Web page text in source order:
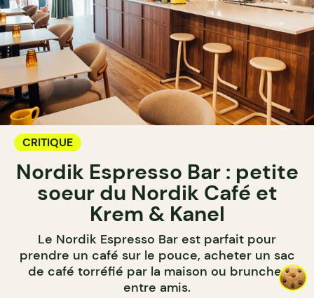
CRITIQUE
Nordik Espresso Bar : petite
soeur du Nordik Café et
Krem & Kanel
Le Nordik Espresso Bar est parfait pour
prendre un café sur le pouce, acheter un sac
de café torréfié par la maison ou bruncher
entre amis.